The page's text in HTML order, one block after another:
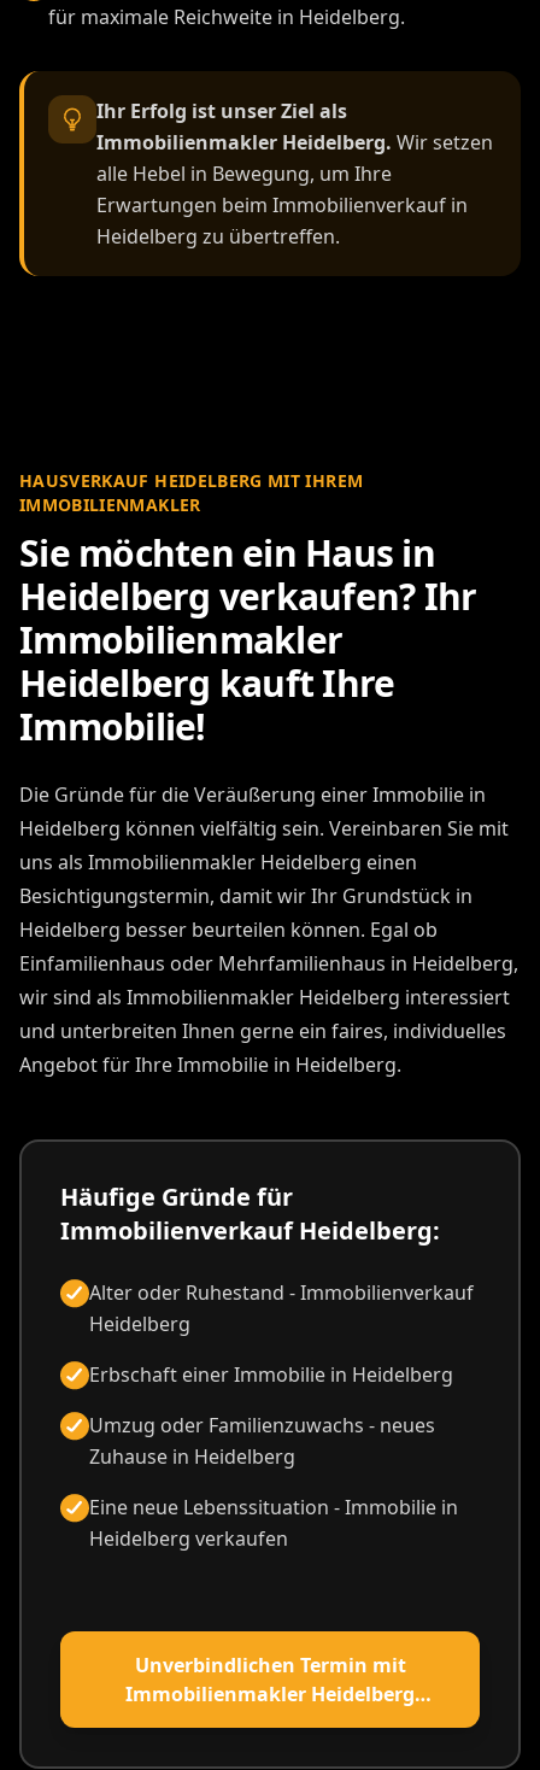
für maximale Reichweite in Heidelberg.
Ihr Erfolg ist unser Ziel als
Immobilienmakler Heidelberg. Wir setzen
alle Hebel in Bewegung, um Ihre
Erwartungen beim Immobilienverkauf in
Heidelberg zu übertreffen.
HAUSVERKAUF HEIDELBERG MIT IHREM
IMMOBILIENMAKLER
Sie möchten ein Haus in
Heidelberg verkaufen? Ihr
Immobilienmakler
Heidelberg kauft Ihre
Immobilie!
Die Gründe für die Veräußerung einer Immobilie in
Heidelberg können vielfältig sein. Vereinbaren Sie mit
uns als Immobilienmakler Heidelberg einen
Besichtigungstermin, damit wir Ihr Grundstück in
Heidelberg besser beurteilen können. Egal ob
Einfamilienhaus oder Mehrfamilienhaus in Heidelberg,
wir sind als Immobilienmakler Heidelberg interessiert
und unterbreiten Ihnen gerne ein faires, individuelles
Angebot für Ihre Immobilie in Heidelberg.
Häufige Gründe für
Immobilienverkauf Heidelberg:
Alter oder Ruhestand - Immobilienverkauf
Heidelberg
Erbschaft einer Immobilie in Heidelberg
Umzug oder Familienzuwachs - neues
Zuhause in Heidelberg
Eine neue Lebenssituation - Immobilie in
Heidelberg verkaufen
Unverbindlichen Termin mit
Immobilienmakler Heidelberg
vereinbaren